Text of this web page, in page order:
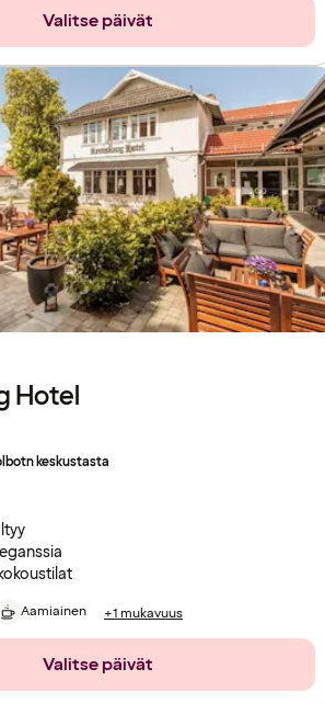
Valitse päivät
Hotel
keskustasta
Aamiainen +1 mukavuus
Valitse päivät